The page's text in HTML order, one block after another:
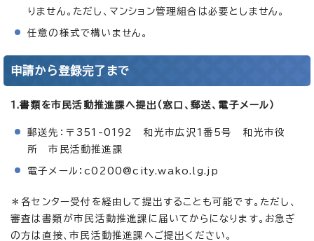
りません。ただし、マンション管理組合は必要としません。
任意の様式で構いません。
申請から登録完了まで
1.書類を市民活動推進課へ提出（窓口、郵送、電子メール）
郵送先：〒351-0192 和光市広沢1番5号 和光市役
所 市民活動推進課
電子メール：c0200@city.wako.lg.jp
＊各センター受付を経由して提出することも可能です。ただし、
審査は書類が市民活動推進課に届いてからになります。お急ぎ
の方は直接、市民活動推進課へご提出ください。